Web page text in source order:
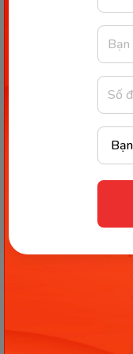
Thể
Thông tin
kiểm tra lại
hệ trực tiếp